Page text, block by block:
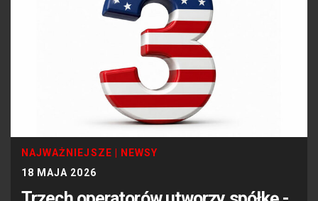
NAJWAŻNIEJSZE
NEWSY
18 MAJA 2026